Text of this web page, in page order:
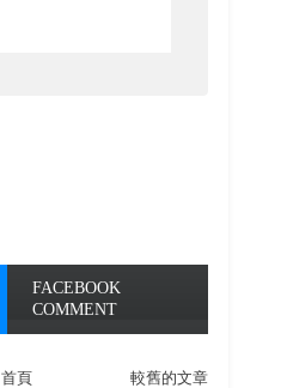
FACEBOOK
COMMENT
較舊的文章
首頁